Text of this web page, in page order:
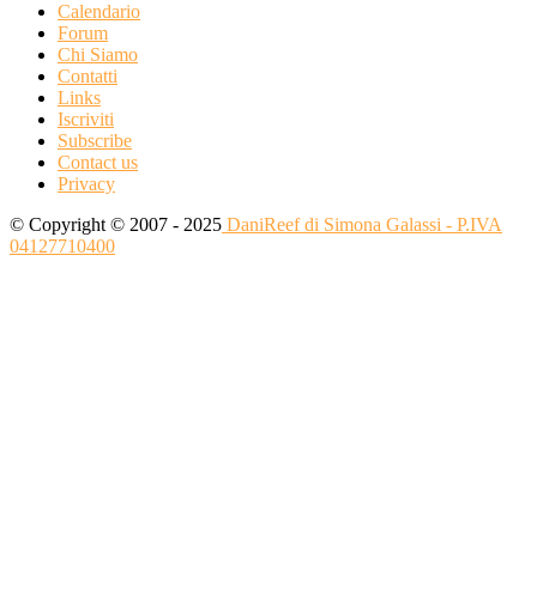
Calendario
Forum
Chi Siamo
Contatti
Links
Iscriviti
Subscribe
Contact us
Privacy
© Copyright © 2007 - 2025 DaniReef di Simona Galassi - P.IVA
04127710400